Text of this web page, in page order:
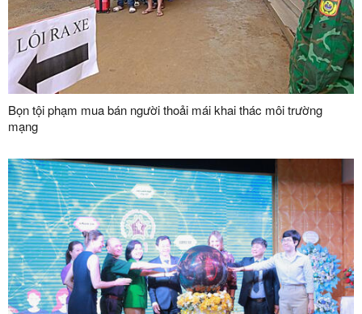
Bọn tội phạm mua bán người thoải mái khai thác môi trường
mạng